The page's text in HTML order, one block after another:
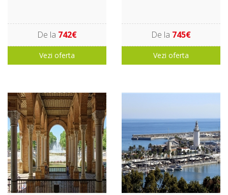
De la 742€
Vezi oferta
De la 745€
Vezi oferta